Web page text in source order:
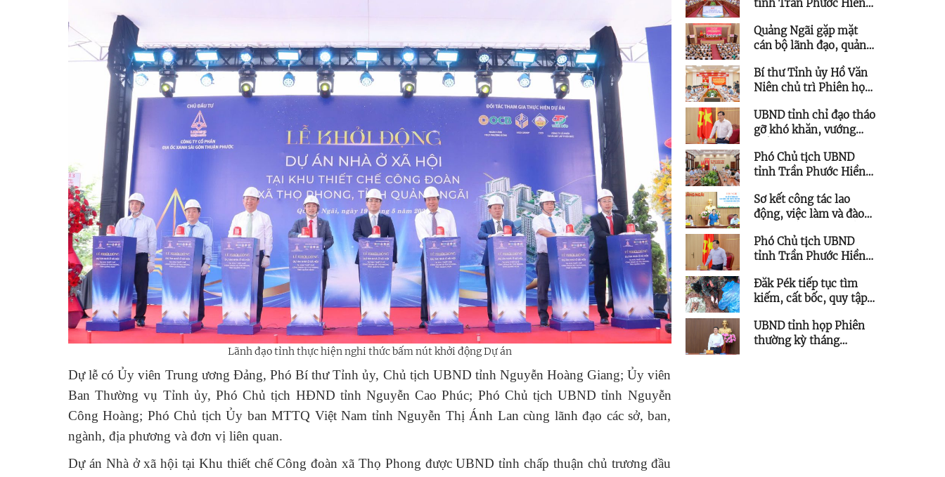
Lãnh đạo tỉnh thực hiện nghi thức bấm nút khởi động Dự án
Dự lễ có Ủy viên Trung ương Đảng, Phó Bí thư Tỉnh ủy, Chủ tịch UBND tỉnh Nguyễn Hoàng Giang; Ủy viên
Ban Thường vụ Tỉnh ủy, Phó Chủ tịch HĐND tỉnh Nguyễn Cao Phúc; Phó Chủ tịch UBND tỉnh Nguyễn
Công Hoàng; Phó Chủ tịch Ủy ban MTTQ Việt Nam tỉnh Nguyễn Thị Ánh Lan cùng lãnh đạo các sở, ban,
ngành, địa phương và đơn vị liên quan.
Dự án Nhà ở xã hội tại Khu thiết chế Công đoàn xã Thọ Phong được UBND tỉnh chấp thuận chủ trương đầu
tỉnh Quảng Ngãi
tỉnh Trần Phước Hiền
triển khai thực hiện
Nghị quyết 57
Quảng Ngãi gặp mặt
cán bộ lãnh đạo, quản
Thường vụ Tỉnh ủy
quản lý được quy hoạch
Bí thư Tỉnh ủy Hồ Văn
Niên chủ trì Phiên họp
trình trọng điểm
UBND tỉnh chỉ đạo tháo
gỡ khó khăn, vướng
đọng, kéo dài
Phó Chủ tịch UBND
tỉnh Trần Phước Hiền
Ứng dụng Khoa học và
Công nghệ
Sơ kết công tác lao
động, việc làm và đào
năm 2026
Phó Chủ tịch UBND
tỉnh Trần Phước Hiền
mắc các dự án lưới điện
trên địa bàn tỉnh
Đăk Pék tiếp tục tìm
kiếm, cất bốc, quy tập
UBND tỉnh họp Phiên
thường kỳ tháng